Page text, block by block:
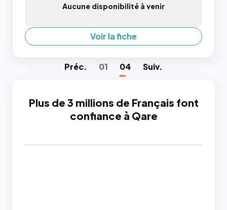
Aucune disponibilité à venir
Voir la fiche
Préc. 01 04 Suiv.
Plus de 3 millions de Français font
confiance à Qare